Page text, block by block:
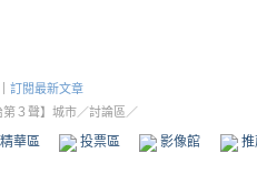
訂閱最新文章
第３聲】城市／討論區／
華區 投票區 影像館